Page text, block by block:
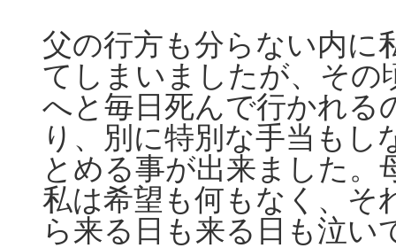
父の行方も分らない内に
てしまいましたが、その
へと毎日死んで行かれる
り、別に特別な手当も
とめる事が出来ました。
私は希望も何もなく、そ
ら来る日も来る日も泣い